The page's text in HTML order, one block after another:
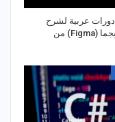
أفضل 5 دورات عربية لشرح
وتعليم فيجما (Figma) من